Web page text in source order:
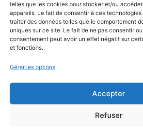
telles que les cookies pour stocker et/ou
appareils. Le fait de consentir à ces
traiter des données telles que le comportement
uniques sur ce site. Le fait de ne pas consentir
consentement peut avoir un effet négatif sur
et fonctions.
Gérer les options
Accepter
Refuser
© 2026 Théâtre des Béliers Parisiens. |